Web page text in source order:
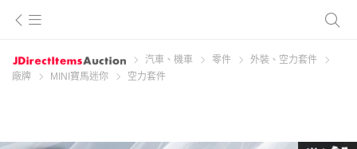
汽車、機車 零件
外裝、空力套件
廠牌
MINI寶馬迷你 空力套件